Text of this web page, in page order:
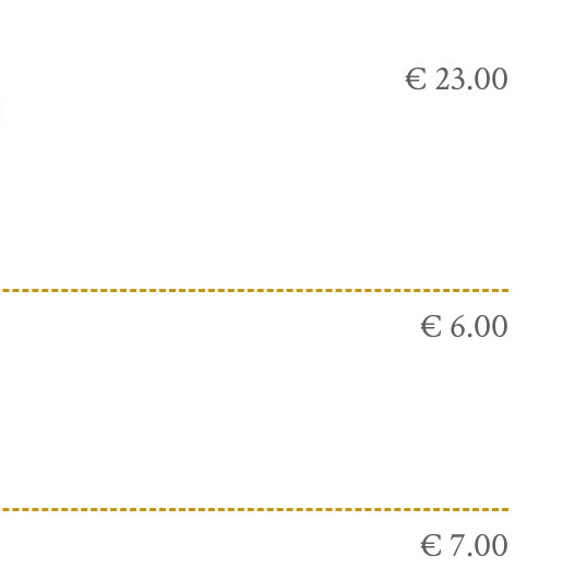
€ 23.00
€ 6.00
€ 7.00